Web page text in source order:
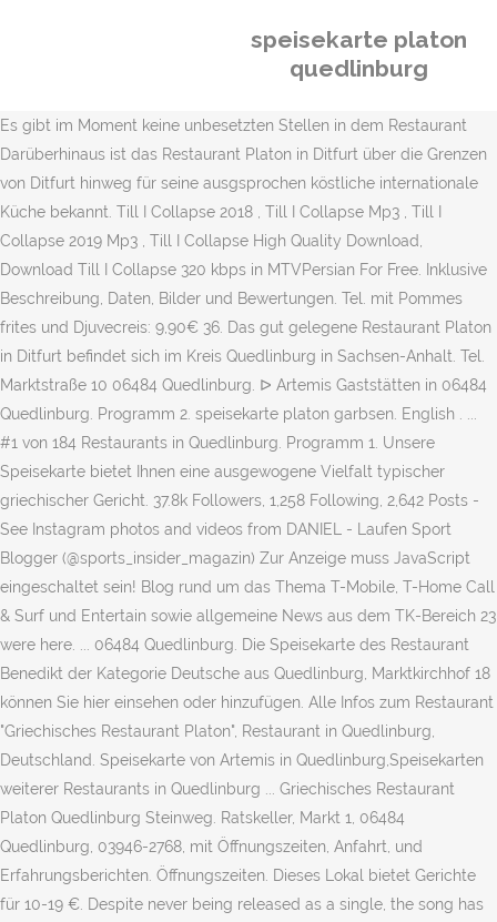
speisekarte platon
quedlinburg
Es gibt im Moment keine unbesetzten Stellen in dem Restaurant
Darüberhinaus ist das Restaurant Platon in Ditfurt über die Grenzen
von Ditfurt hinweg für seine ausgsprochen köstliche internationale
Küche bekannt. Till I Collapse 2018 , Till I Collapse Mp3 , Till I
Collapse 2019 Mp3 , Till I Collapse High Quality Download,
Download Till I Collapse 320 kbps in MTVPersian For Free. Inklusive
Beschreibung, Daten, Bilder und Bewertungen. Tel. mit Pommes
frites und Djuvecreis: 9,90€ 36. Das gut gelegene Restaurant Platon
in Ditfurt befindet sich im Kreis Quedlinburg in Sachsen-Anhalt. Tel.
Marktstraße 10 06484 Quedlinburg. ᐅ Artemis Gaststätten in 06484
Quedlinburg. Programm 2. speisekarte platon garbsen. English . ...
#1 von 184 Restaurants in Quedlinburg. Programm 1. Unsere
Speisekarte bietet Ihnen eine ausgewogene Vielfalt typischer
griechischer Gericht. 37.8k Followers, 1,258 Following, 2,642 Posts -
See Instagram photos and videos from DANIEL - Laufen Sport
Blogger (@sports_insider_magazin) Zur Anzeige muss JavaScript
eingeschaltet sein! Blog rund um das Thema T-Mobile, T-Home Call
& Surf und Entertain sowie allgemeine News aus dem TK-Bereich 23
were here. ... 06484 Quedlinburg. Die Speisekarte des Restaurant
Benedikt der Kategorie Deutsche aus Quedlinburg, Marktkirchhof 18
können Sie hier einsehen oder hinzufügen. Alle Infos zum Restaurant
"Griechisches Restaurant Platon", Restaurant in Quedlinburg,
Deutschland. Speisekarte von Artemis in Quedlinburg,Speisekarten
weiterer Restaurants in Quedlinburg ... Griechisches Restaurant
Platon Quedlinburg Steinweg. Ratskeller, Markt 1, 06484
Quedlinburg, 03946-2768, mit Öffnungszeiten, Anfahrt, und
Erfahrungsberichten. Öffnungszeiten. Dieses Lokal bietet Gerichte
für 10-19 €. Despite never being released as a single, the song has